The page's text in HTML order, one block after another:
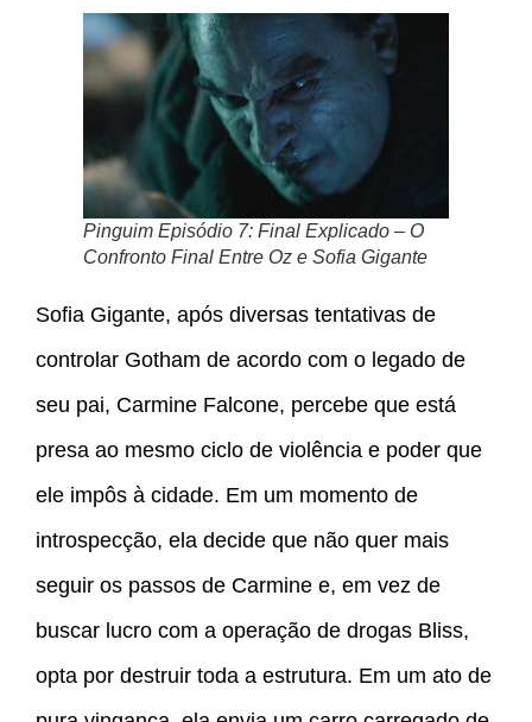
Pinguim Episódio 7: Final Explicado – O
Confronto Final Entre Oz e Sofia Gigante
Sofia Gigante, após diversas tentativas de
controlar Gotham de acordo com o legado de
seu pai, Carmine Falcone, percebe que está
presa ao mesmo ciclo de violência e poder que
ele impôs à cidade. Em um momento de
introspecção, ela decide que não quer mais
seguir os passos de Carmine e, em vez de
buscar lucro com a operação de drogas Bliss,
opta por destruir toda a estrutura. Em um ato de